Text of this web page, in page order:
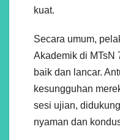
kuat.
Secara umum,
Akademik di MTsN
baik dan lancar.
kesungguhan
sesi ujian,
nyaman dan